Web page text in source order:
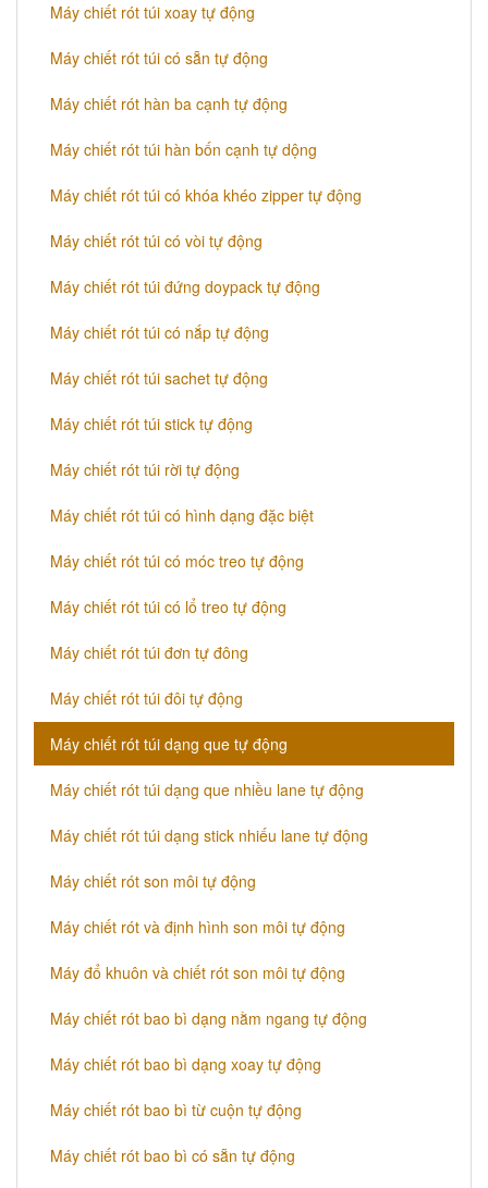
Máy chiết rót túi xoay tự động
Máy chiết rót túi có sẵn tự động
Máy chiết rót hàn ba cạnh tự động
Máy chiết rót túi hàn bốn cạnh tự dộng
Máy chiết rót túi có khóa khéo zipper tự động
Máy chiết rót túi có vòi tự động
Máy chiết rót túi đứng doypack tự động
Máy chiết rót túi có nắp tự động
Máy chiết rót túi sachet tự động
Máy chiết rót túi stick tự động
Máy chiết rót túi rời tự động
Máy chiết rót túi có hình dạng đặc biệt
Máy chiết rót túi có móc treo tự động
Máy chiết rót túi có lổ treo tự động
Máy chiết rót túi đơn tự đông
Máy chiết rót túi đôi tự động
Máy chiết rót túi dạng que tự động
Máy chiết rót túi dạng que nhiều lane tự động
Máy chiết rót túi dạng stick nhiếu lane tự động
Máy chiết rót son môi tự động
Máy chiết rót và định hình son môi tự động
Máy đổ khuôn và chiết rót son môi tự động
Máy chiết rót bao bì dạng nằm ngang tự động
Máy chiết rót bao bì dạng xoay tự động
Máy chiết rót bao bì từ cuộn tự động
Máy chiết rót bao bì có sẵn tự động